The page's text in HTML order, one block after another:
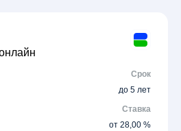
Срок
до 5 лет
Ставка
от 28,00 %